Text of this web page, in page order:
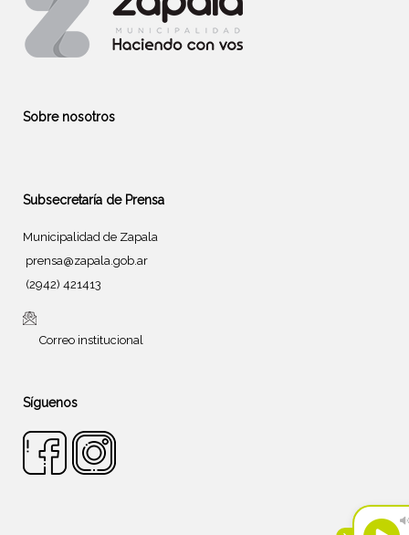
Sobre nosotros
Subsecretaría de Prensa
Municipalidad de Zapala
prensa@zapala.gob.ar
(2942) 421413
Correo institucional
Síguenos